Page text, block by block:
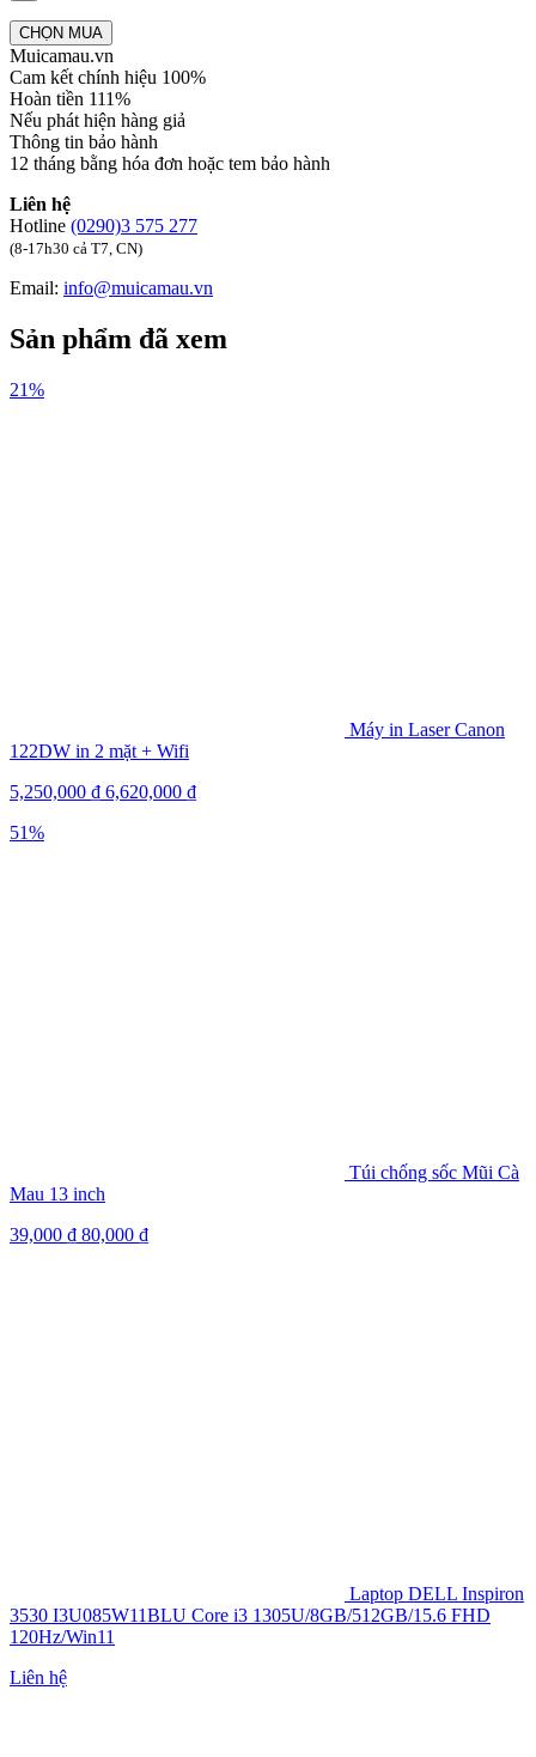
CHỌN MUA
Muicamau.vn
Cam kết chính hiệu 100%
Hoàn tiền 111%
Nếu phát hiện hàng giả
Thông tin bảo hành
12 tháng bằng hóa đơn hoặc tem bảo hành
Liên hệ
Hotline (0290)3 575 277
(8-17h30 cả T7, CN)
Email: info@muicamau.vn
Sản phẩm đã xem
21%
Máy in Laser Canon
122DW in 2 mặt + Wifi
5,250,000 ₫ 6,620,000 ₫
51%
Túi chống sốc Mũi Cà
Mau 13 inch
39,000 ₫ 80,000 ₫
Laptop DELL Inspiron
3530 I3U085W11BLU Core i3 1305U/8GB/512GB/15.6 FHD
120Hz/Win11
Liên hệ